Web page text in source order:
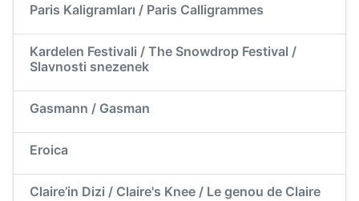
Paris Kaligramları / Paris Calligrammes
Kardelen Festivali / The Snowdrop Festival /
Slavnosti snezenek
Gasmann / Gasman
Eroica
Claire’in Dizi / Claire's Knee / Le genou de Claire